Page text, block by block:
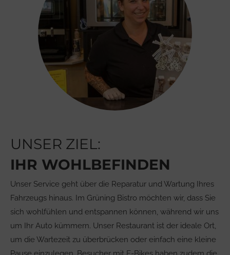
UNSER ZIEL:
IHR WOHLBEFINDEN
Unser Service geht über die Reparatur und Wartung Ihres
Fahrzeugs hinaus. Im Grüning Bistro möchten wir, dass Sie
sich wohlfühlen und entspannen können, während wir uns
um Ihr Auto kümmern. Unser Restaurant ist der ideale Ort,
um die Wartezeit zu überbrücken oder einfach eine kleine